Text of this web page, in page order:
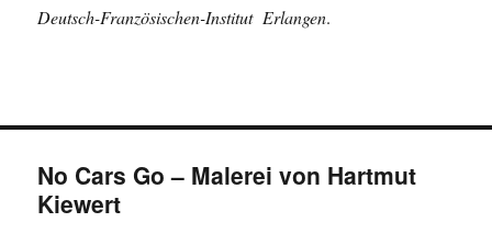
Deutsch-Französischen-Institut Erlangen.
No Cars Go – Malerei von Hartmut
Kiewert